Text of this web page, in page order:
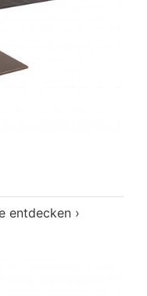
entdecken ›